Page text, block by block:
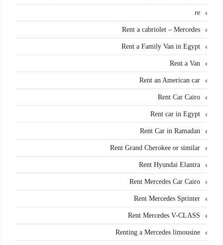
re
Rent a cabriolet – Mercedes
Rent a Family Van in Egypt
Rent a Van
Rent an American car
Rent Car Cairo
Rent car in Egypt
Rent Car in Ramadan
Rent Grand Cherokee or similar
Rent Hyundai Elantra
Rent Mercedes Car Cairo
Rent Mercedes Sprinter
Rent Mercedes V-CLASS
Renting a Mercedes limousine